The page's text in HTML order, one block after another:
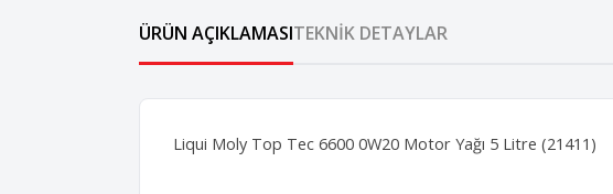
ÜRÜN AÇIKLAMASITEKNIK DETAYLAR
Liqui Moly Top Tec 6600 0W20 Motor Yağı 5 Litre (21411)